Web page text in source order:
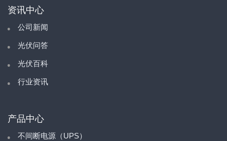
资讯中心
公司新闻
光伏问答
光伏百科
行业资讯
产品中心
不间断电源（UPS）